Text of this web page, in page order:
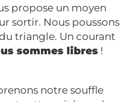
propose un moyen
sortir. Nous poussons
triangle. Un courant
sommes libres !
notre souffle